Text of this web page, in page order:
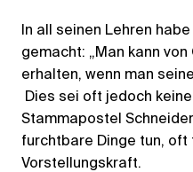
In all seinen Lehren
gemacht: „Man kann
erhalten, wenn man
Dies sei oft jedoch
Stammapostel
furchtbare Dinge tun,
Vorstellungskraft.